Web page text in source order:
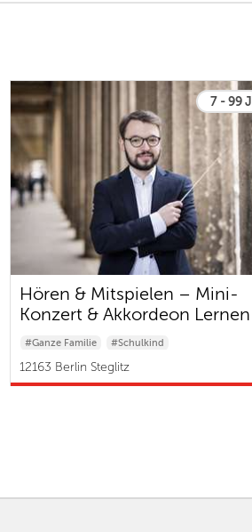
7 - 99 J
Hören & Mitspielen – Mini-
Konzert & Akkordeon Lernen
#Ganze Familie #Schulkind
12163 Berlin Steglitz